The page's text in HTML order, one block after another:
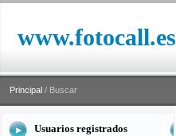
www.fotocall.es
Principal / Buscar
Usuarios registrados